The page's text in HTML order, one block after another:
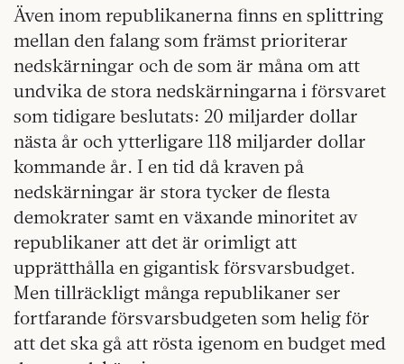
Även inom republikanerna finns en splittring
mellan den falang som främst prioriterar
nedskärningar och de som är måna om att
undvika de stora nedskärningarna i försvaret
som tidigare beslutats: 20 miljarder dollar
nästa år och ytterligare 118 miljarder dollar
kommande år. I en tid då kraven på
nedskärningar är stora tycker de flesta
demokrater samt en växande minoritet av
republikaner att det är orimligt att
upprätthålla en gigantisk försvarsbudget.
Men tillräckligt många republikaner ser
fortfarande försvarsbudgeten som helig för
att det ska gå att rösta igenom en budget med